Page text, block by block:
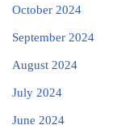
October 2024
September 2024
August 2024
July 2024
June 2024